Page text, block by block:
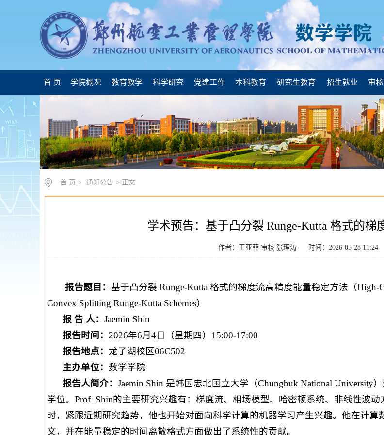
首 页 学院概况 教育教学 科学研究 党建工作 本科教育 研究生教育 招生就业 审
首 页 > 通知公告 > 正文
学术预告：基于凸分裂 Runge-Kutta 格式的梯
作者：王亚菲 审核 张理涛 时间：2026-05-28 11:24
报告题目：基于凸分裂 Runge-Kutta 格式的梯度流高精度能量稳定方法（High-
Convex Splitting Runge-Kutta Schemes）
报 告 人： Jaemin Shin
报告时间： 2026年6月4日（星期四）15:00-17:00
报告地点： 龙子湖校区06C502
主办单位： 数学学院
报告人简介： Jaemin Shin 是韩国忠北国立大学（Chungbuk National
学位。Prof. Shin的主要研究兴趣有：梯度流、相场模型、哈密顿系统、非线性波
时，紧跟近期研究趋势，他也开始对面向科学计算的机器学习产生兴趣。他在计
文，并在能量稳定的时间离散格式方面做出了系统性的贡献。